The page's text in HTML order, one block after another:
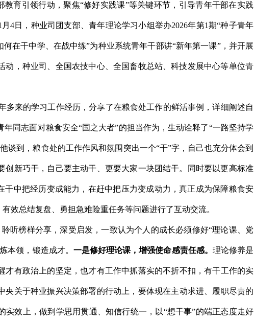
教育引领行动，聚焦“修好实践课”等关键环节，引导青年干部在实践
月4日，种业司团支部、青年理论学习小组举办2026年第1期“种子青年
何在干中学、 在战中练”为种业系统青年干部讲“新年第一课”，并开展
动，种业司 、全国农技中心、全国畜牧总站、科技发展中心等单位青
多来的学习工作经历，分享了在粮食处工作的鲜活事例，详细阐述自
年同志面对粮食安全“国之大者”的担当作为，生动诠释了“一路坚持学
谈到，粮食处的工作作风和氛围突出一个“干”字 ， 自己也充分体会到
新巧干，自己要主动干、更要大家一块团结干。 同时要以更高标准
干中把经历变成能力，在赶中把压力变成动力，真正成为保障粮食安
效总结复盘、勇担急难险重任务等问题进行了互动交流。
听榜样分享，深受 启发 ，一致认为个人的成长必须修好“理论课、党
本领， 锻造成才。 一是修好理论课，增强使命感责任感。 理论修养是
才有政治上的坚定 ，也才有工作中抓落实的不折不扣 ，有干工作的实
央关于种业振兴决策部署的行动上， 要体现在主动求进、 履职尽责的
实效上 ，做到学思用贯通、知信行统一， 以“想干事”的端正态度走好